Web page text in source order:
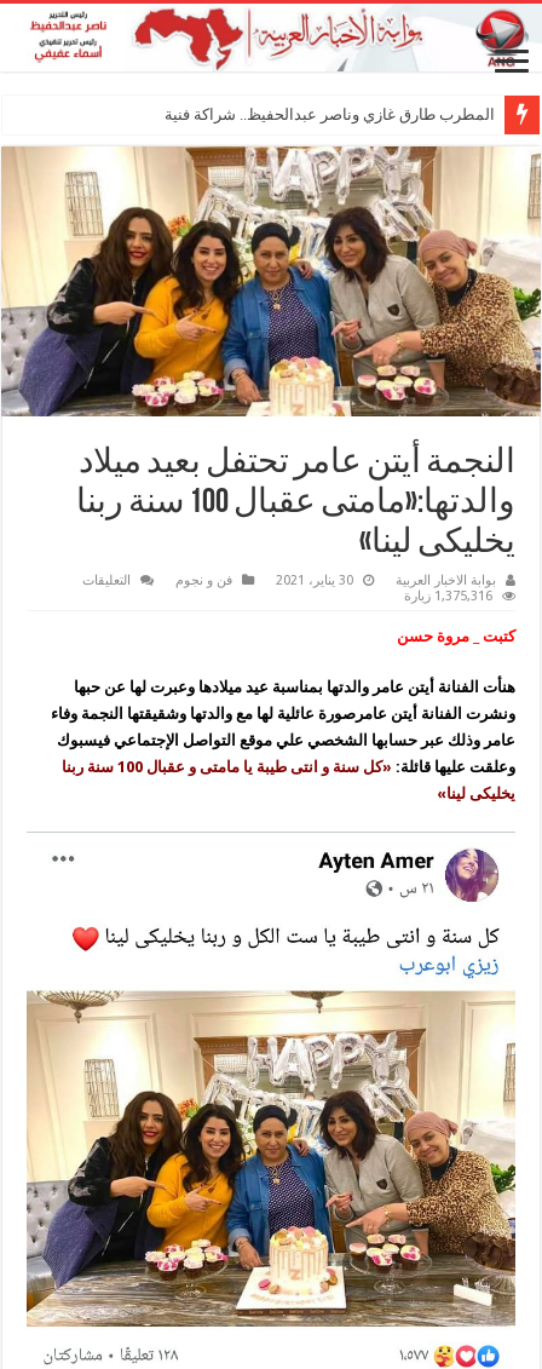
المطرب طارق غازي وناصر عبدالحفيظ.. شراكة فنية ترسم ملامح مستق
النجمة أيتن عامر تحتفل بعيد ميلاد
والدتها:«مامتى عقبال 100 سنة ربنا
يخليكى لينا»
بوابة الاخبار العربية 30 يناير، 2021 فن و نجوم التعليقات
والدتها:«مامتى
عقبال
100
سنة
ربنا
يخليكى
1,375,316 زيارة
كتبت _ مروة حسن
هنأت الفنانة أيتن عامر والدتها بمناسبة عيد ميلادها وعبرت لها عن حبها
ونشرت الفنانة أيتن عامرصورة عائلية لها مع والدتها وشقيقتها النجمة وفاء
عامر وذلك عبر حسابها الشخصي علي موقع التواصل الإجتماعي فيسبوك
وعلقت عليها قائلة:
«كل سنة و انتى طيبة يا مامتى و عقبال 100 سنة ربنا
يخليكى لينا»